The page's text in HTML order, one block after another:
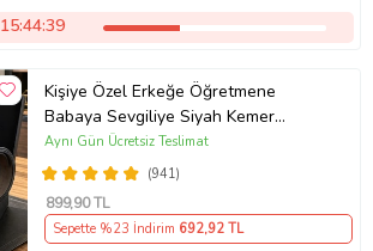
15:44:38
Kişiye Özel Erkeğe Öğretmene
Babaya Sevgiliye Siyah Kemer
Cüzdan Çakmak Seti Hediye Seti
(941)
Aynı Gün Ücretsiz Teslimat
899,90 TL
Sepette %23 İndirim 692,92 TL